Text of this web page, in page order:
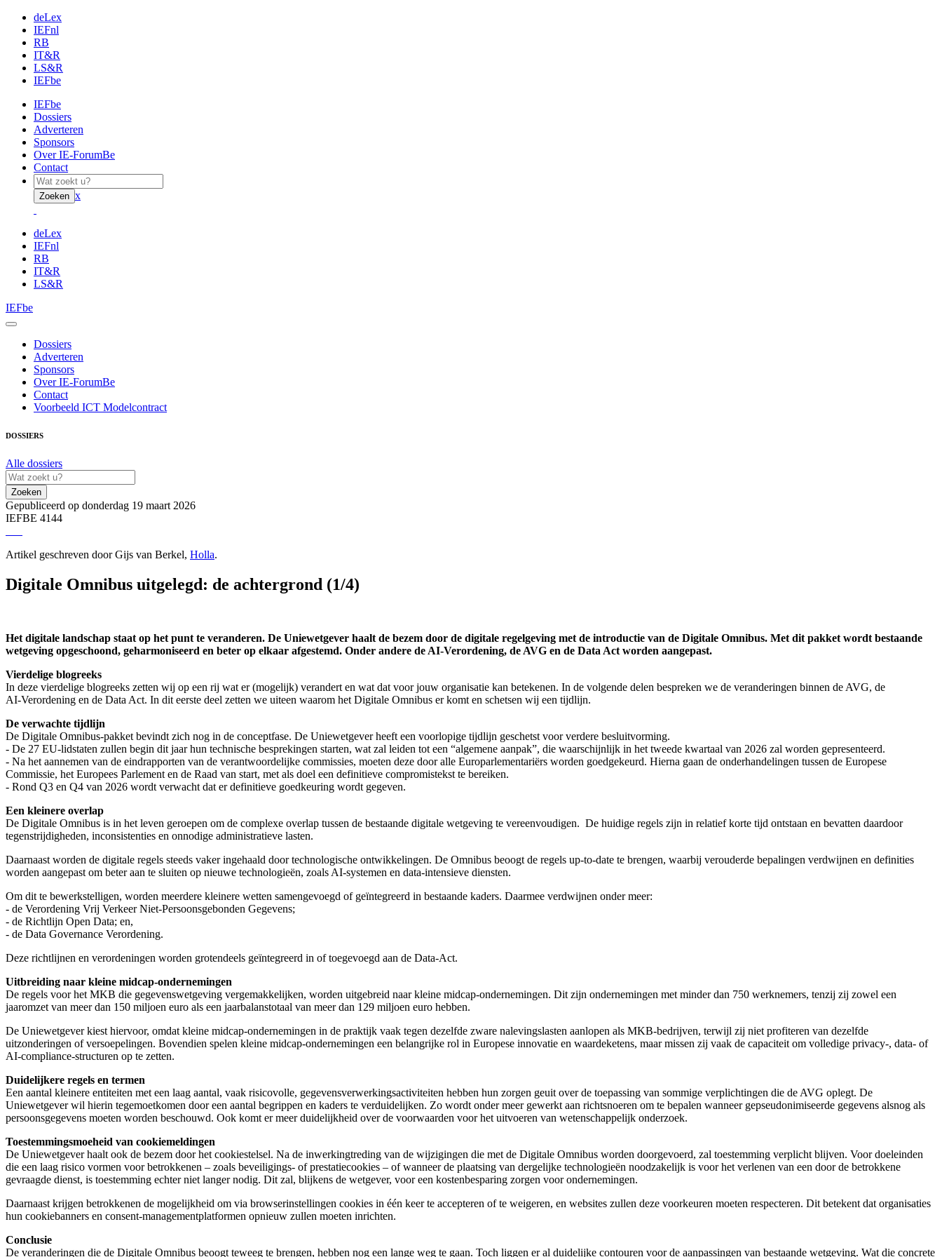
deLex
IEFnl
RB
IT&R
LS&R
IEFbe
IEFbe
Dossiers
Adverteren
Sponsors
Over IE-ForumBe
Contact
Zoeken x
deLex
IEFnl
RB
IT&R
LS&R
IEFbe
Dossiers
Adverteren
Sponsors
Over IE-ForumBe
Contact
Voorbeeld ICT Modelcontract
DOSSIERS
Alle dossiers
Zoeken
Gepubliceerd op donderdag 19 maart 2026
IEFBE 4144
Artikel geschreven door Gijs van Berkel, Holla.
Digitale Omnibus uitgelegd: de achtergrond (1/4)
Het digitale landschap staat op het punt te veranderen. De Uniewetgever haalt de bezem door de digitale regelgeving met de introductie van de Digitale Omnibus. Met dit pakket wordt bestaande
wetgeving opgeschoond, geharmoniseerd en beter op elkaar afgestemd. Onder andere de AI-Verordening, de AVG en de Data Act worden aangepast.
Vierdelige blogreeks
In deze vierdelige blogreeks zetten wij op een rij wat er (mogelijk) verandert en wat dat voor jouw organisatie kan betekenen. In de volgende delen bespreken we de veranderingen binnen de AVG, de
AI‑Verordening en de Data Act. In dit eerste deel zetten we uiteen waarom het Digitale Omnibus er komt en schetsen wij een tijdlijn.
De verwachte tijdlijn
De Digitale Omnibus-pakket bevindt zich nog in de conceptfase. De Uniewetgever heeft een voorlopige tijdlijn geschetst voor verdere besluitvorming.
- De 27 EU-lidstaten zullen begin dit jaar hun technische besprekingen starten, wat zal leiden tot een “algemene aanpak”, die waarschijnlijk in het tweede kwartaal van 2026 zal worden gepresenteerd.
- Na het aannemen van de eindrapporten van de verantwoordelijke commissies, moeten deze door alle Europarlementariërs worden goedgekeurd. Hierna gaan de onderhandelingen tussen de Europese
Commissie, het Europees Parlement en de Raad van start, met als doel een definitieve compromistekst te bereiken.
- Rond Q3 en Q4 van 2026 wordt verwacht dat er definitieve goedkeuring wordt gegeven.
Een kleinere overlap
De Digitale Omnibus is in het leven geroepen om de complexe overlap tussen de bestaande digitale wetgeving te vereenvoudigen. De huidige regels zijn in relatief korte tijd ontstaan en bevatten daardoor
tegenstrijdigheden, inconsistenties en onnodige administratieve lasten.
Daarnaast worden de digitale regels steeds vaker ingehaald door technologische ontwikkelingen. De Omnibus beoogt de regels up-to-date te brengen, waarbij verouderde bepalingen verdwijnen en definities
worden aangepast om beter aan te sluiten op nieuwe technologieën, zoals AI-systemen en data-intensieve diensten.
Om dit te bewerkstelligen, worden meerdere kleinere wetten samengevoegd of geïntegreerd in bestaande kaders. Daarmee verdwijnen onder meer:
- de Verordening Vrij Verkeer Niet-Persoonsgebonden Gegevens;
- de Richtlijn Open Data; en,
- de Data Governance Verordening.
Deze richtlijnen en verordeningen worden grotendeels geïntegreerd in of toegevoegd aan de Data-Act.
Uitbreiding naar kleine midcap-ondernemingen
De regels voor het MKB die gegevenswetgeving vergemakkelijken, worden uitgebreid naar kleine midcap-ondernemingen. Dit zijn ondernemingen met minder dan 750 werknemers, tenzij zij zowel een
jaaromzet van meer dan 150 miljoen euro als een jaarbalanstotaal van meer dan 129 miljoen euro hebben.
De Uniewetgever kiest hiervoor, omdat kleine midcap-ondernemingen in de praktijk vaak tegen dezelfde zware nalevingslasten aanlopen als MKB‑bedrijven, terwijl zij niet profiteren van dezelfde
uitzonderingen of versoepelingen. Bovendien spelen kleine midcap-ondernemingen een belangrijke rol in Europese innovatie en waardeketens, maar missen zij vaak de capaciteit om volledige privacy-, data‑ of
AI‑compliance‑structuren op te zetten.
Duidelijkere regels en termen
Een aantal kleinere entiteiten met een laag aantal, vaak risicovolle, gegevensverwerkingsactiviteiten hebben hun zorgen geuit over de toepassing van sommige verplichtingen die de AVG oplegt. De
Uniewetgever wil hierin tegemoetkomen door een aantal begrippen en kaders te verduidelijken. Zo wordt onder meer gewerkt aan richtsnoeren om te bepalen wanneer gepseudonimiseerde gegevens alsnog als
persoonsgegevens moeten worden beschouwd. Ook komt er meer duidelijkheid over de voorwaarden voor het uitvoeren van wetenschappelijk onderzoek.
Toestemmingsmoeheid van cookiemeldingen
De Uniewetgever haalt ook de bezem door het cookiestelsel. Na de inwerkingtreding van de wijzigingen die met de Digitale Omnibus worden doorgevoerd, zal toestemming verplicht blijven. Voor doeleinden
die een laag risico vormen voor betrokkenen – zoals beveiligings‑ of prestatiecookies – of wanneer de plaatsing van dergelijke technologieën noodzakelijk is voor het verlenen van een door de betrokkene
gevraagde dienst, is toestemming echter niet langer nodig. Dit zal, blijkens de wetgever, voor een kostenbesparing zorgen voor ondernemingen.
Daarnaast krijgen betrokkenen de mogelijkheid om via browserinstellingen cookies in één keer te accepteren of te weigeren, en websites zullen deze voorkeuren moeten respecteren. Dit betekent dat organisaties
hun cookiebanners en consent‑managementplatformen opnieuw zullen moeten inrichten.
Conclusie
De veranderingen die de Digitale Omnibus beoogt teweeg te brengen, hebben nog een lange weg te gaan. Toch liggen er al duidelijke contouren voor de aanpassingen van bestaande wetgeving. Wat die concrete